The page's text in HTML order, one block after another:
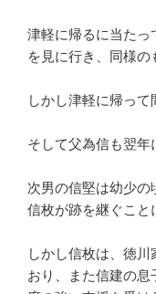
津軽に帰るに当たっ
を見に行き、同様の
しかし津軽に帰って
そして父為信も翌年
次男の信堅は幼少
信枚が跡を継ぐこと
しかし信枚は、徳
おり、また信建の